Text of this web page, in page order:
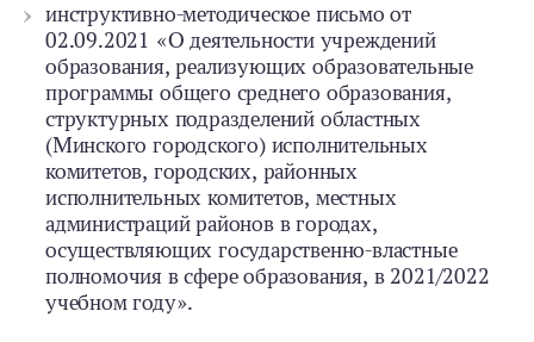
инструктивно-­методическое письмо от
02.09.2021 «О деятельности учреждений
образования, реализующих образовательные
программы общего среднего образования,
структурных подразделений областных
(Минского городского) исполнительных
комитетов, городских, районных
исполнительных комитетов, местных
администраций районов в городах,
осуществляющих государственно-­властные
полномочия в сфере образования, в 2021/2022
учебном году».